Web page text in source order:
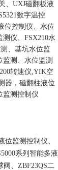
、UXJ磁翻板液
数字温控
位控制仪、水位
仪、FSX210水
、基坑水位监
测、水位监测
转速仪,YIK空
器，磁翻柱液位
监测控制仪
位监测控制仪、
系列智能多液
、ZBF23QS二